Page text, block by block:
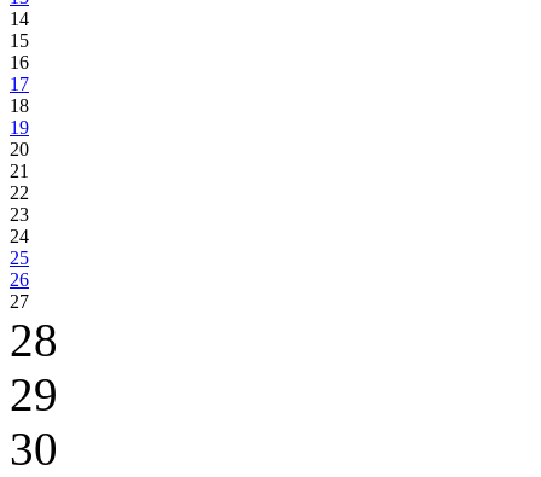
14
15
16
17
18
19
20
21
22
23
24
25
26
27
28
29
30